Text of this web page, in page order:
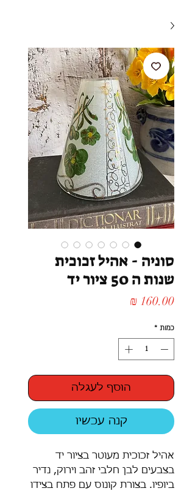
סוניה - אהיל זכוכית
שנות ה 50 ציור יד
כמות *
הוסף לעגלה
קנה עכשיו
אהיל זכוכית מעוטר בציור יד
בצבעים לבן חלבי זהב וירוק, נדיר
ביופיו. בצורת קונוס עם פתח בצידו